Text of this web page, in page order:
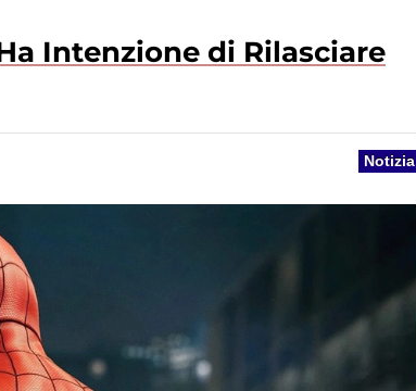
Intenzione di Rilasciare
Notizia